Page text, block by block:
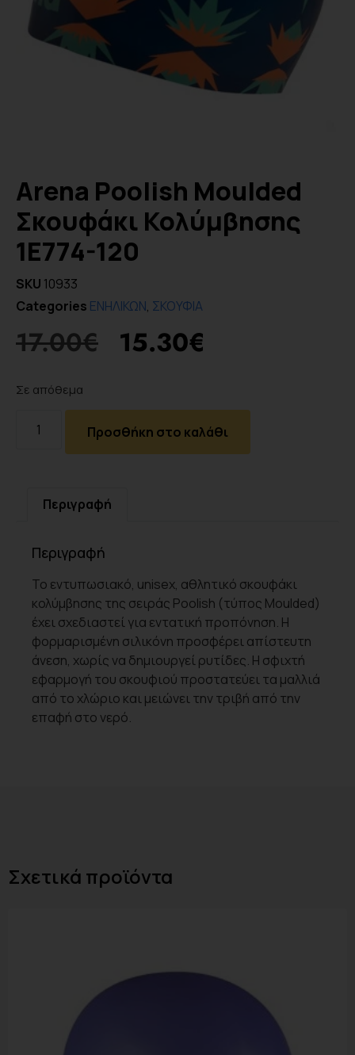
Arena Poolish Moulded
Σκουφάκι Κολύμβησης
1E774-120
SKU 10933
Categories ΕΝΗΛΙΚΩΝ, ΣΚΟΥΦΙΑ
17.00€ 15.30€
Σε απόθεμα
Προσθήκη στο καλάθι
Περιγραφή
Περιγραφή
Το εντυπωσιακό, unisex, αθλητικό σκουφάκι
κολύμβησης της σειράς Poolish (τύπος Moulded)
έχει σχεδιαστεί για εντατική προπόνηση. Η
φορμαρισμένη σιλικόνη προσφέρει απίστευτη
άνεση, χωρίς να δημιουργεί ρυτίδες. Η σφιχτή
εφαρμογή του σκουφιού προστατεύει τα μαλλιά
από το χλώριο και μειώνει την τριβή από την
επαφή στο νερό.
Σχετικά προϊόντα